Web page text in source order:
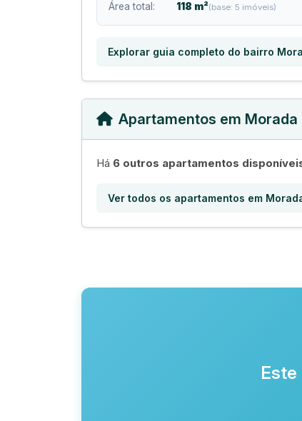
Área total: 118 m²(base: 5 imóveis)
Explorar guia completo do bairro
Apartamentos em Morada
Há 6 outros apartamentos
Ver todos os apartamentos em
Este